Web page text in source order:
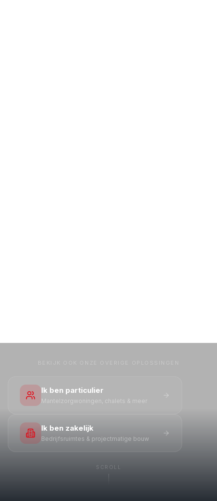
Ik ben particulier
Mantelzorgwoningen, chalets & meer
Ik ben zakelijk
Bedrijfsruimtes & projectmatige bouw
SCROLL